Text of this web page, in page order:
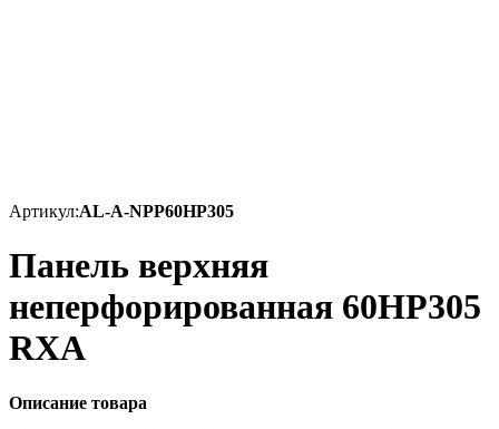
Артикул:AL-A-NPP60HP305
Панель верхняя
неперфорированная 60HP305
RXA
Описание товара